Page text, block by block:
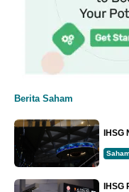
Berita Saham
IHSG
IHSG